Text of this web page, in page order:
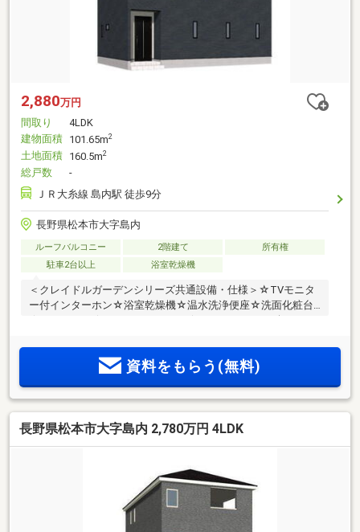
2,880万円
間取り
4LDK
建物面積 101.65m2
土地面積 160.5m2
総戸数
-
ＪＲ大糸線 島内駅 徒歩9分
長野県松本市大字島内
ルーフバルコニー 2階建て
所有権
駐車2台以上
浴室乾燥機
＜クレイドルガーデンシリーズ共通設備・仕様＞☆TVモニタ
ー付インターホン☆浴室乾燥機☆温水洗浄便座☆洗面化粧台
覧いただきありがとうございます♪弊社では、ご希望条件をヒ
アリングさせていただき、いくつかの物件をまとめてご案内
内が可能です。是非ご相談ください！
資料をもらう(無料)
長野県松本市大字島内 2,780万円 4LDK